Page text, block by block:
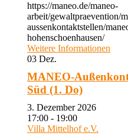
https://maneo.de/maneo-
arbeit/gewaltpraevention/
aussenkontaktstellen/
hohenschoenhausen/
Weitere Informationen
03 Dez.
MANEO-
Süd (1. Do)
3. Dezember 2026
17:00 - 19:00
Villa Mittelhof e.V.